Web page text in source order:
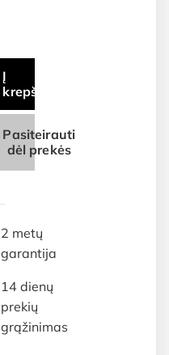
Į
krepšelį
Pasiteirauti
dėl prekės
2 metų
garantija
14 dienų
prekių
grąžinimas